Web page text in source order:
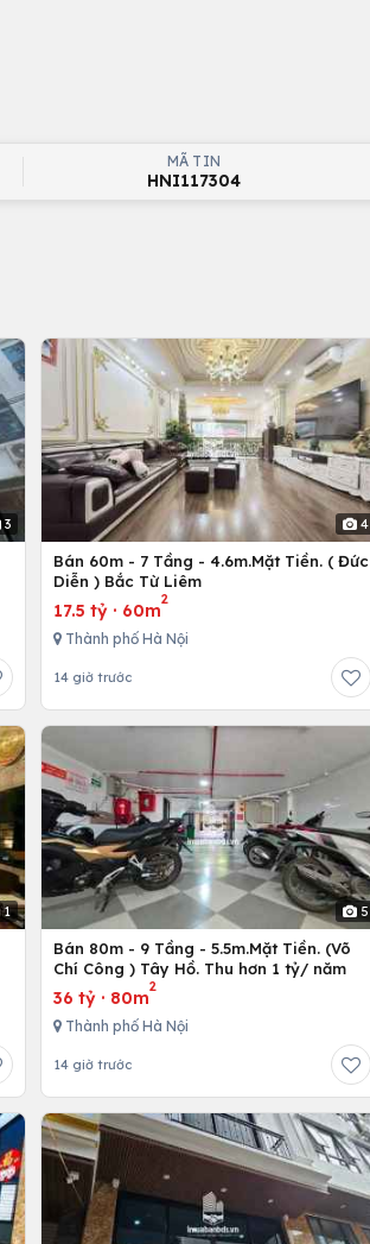
MÃ TIN
HNI117304
3 4
Bán 60m - 7 Tầng - 4.6m.Mặt Tiền. ( Đức
Diễn ) Bắc Từ Liêm
17.5 tỷ· 60m
2
Thành phố Hà Nội
14 giờ trước
1 5
Bán 80m - 9 Tầng - 5.5m.Mặt Tiền. (Võ
Chí Công ) Tây Hồ. Thu hơn 1 tỷ/ năm
36 tỷ· 80m
2
Thành phố Hà Nội
14 giờ trước